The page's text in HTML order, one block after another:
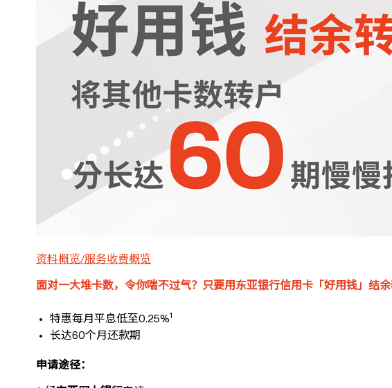
资料概览/服务收费概览
面对一大堆卡数，令你喘不过气？只要用东亚银行信用卡「好用钱」结
特惠每月平息低至0.25%1
长达60个月还款期
申请途径：